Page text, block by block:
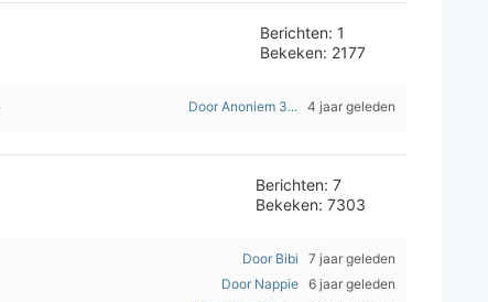
Berichten: 1
Bekeken: 2177
Door Anoniem 3...4 jaar geleden
Berichten: 7
Bekeken: 7303
Door Bibi 7 jaar geleden
Door Nappie6 jaar geleden